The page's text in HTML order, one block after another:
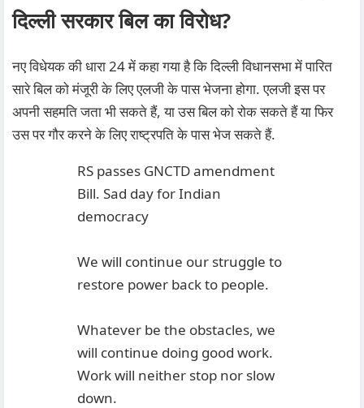
दिल्‍ली सरकार बिल का विरोध?
नए विधेयक की धारा 24 में कहा गया है कि दिल्ली विधानसभा में पारित
सारे बिल को मंजूरी के लिए एलजी के पास भेजना होगा. एलजी इस पर
अपनी सहमति जता भी सकते हैं, या उस बिल को रोक सकते हैं या फिर
उस पर गौर करने के लिए राष्ट्रपति के पास भेज सकते हैं.
RS passes GNCTD amendment
Bill. Sad day for Indian
democracy
We will continue our struggle to
restore power back to people.
Whatever be the obstacles, we
will continue doing good work.
Work will neither stop nor slow
down.